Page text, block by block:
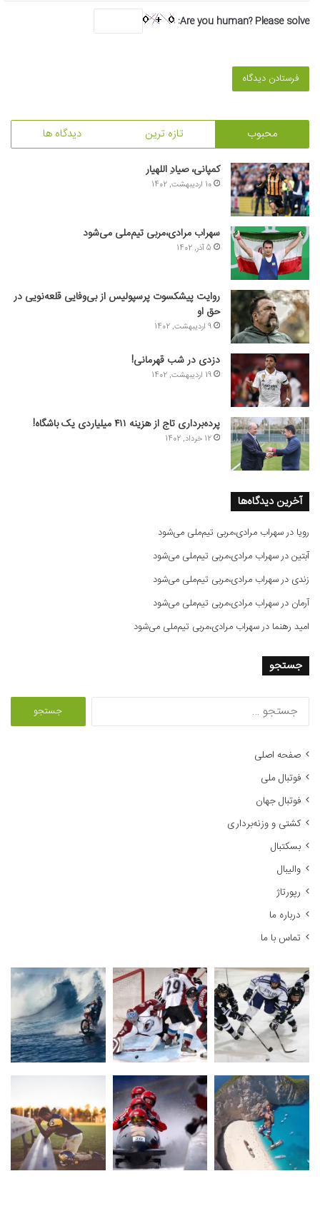
Are you human? Please solve:
محبوب تازه ترین دیدگاه ها
کمپانی، صیادِ اللهیار
10 اردیبهشت, 1402
سهراب مرادی،مربی تیم‌ملی می‌شود
5 آذر, 1402
روایت پیشکسوت پرسپولیس از بی‌وفایی قلعه‌نویی در
حق او
9 اردیبهشت, 1402
دزدی در شب قهرمانی!
19 اردیبهشت, 1402
پرده‌برداری تاج از هزینه ۴۱۱ میلیاردی یک باشگاه!
12 خرداد, 1402
آخرین دیدگاه‌ها
رویا درسهراب مرادی،مربی تیم‌ملی می‌شود
آبتیندرسهراب مرادی،مربی تیم‌ملی می‌شود
زندی درسهراب مرادی،مربی تیم‌ملی می‌شود
آرمان درسهراب مرادی،مربی تیم‌ملی می‌شود
امید رهنما درسهراب مرادی،مربی تیم‌ملی می‌شود
جستجو
صفحه اصلی
فوتبال ملی
فوتبال جهان
کشتی و وزنه‌برداری
بسکتبال
والیبال
رپورتاژ
درباره ما
تماس با ما